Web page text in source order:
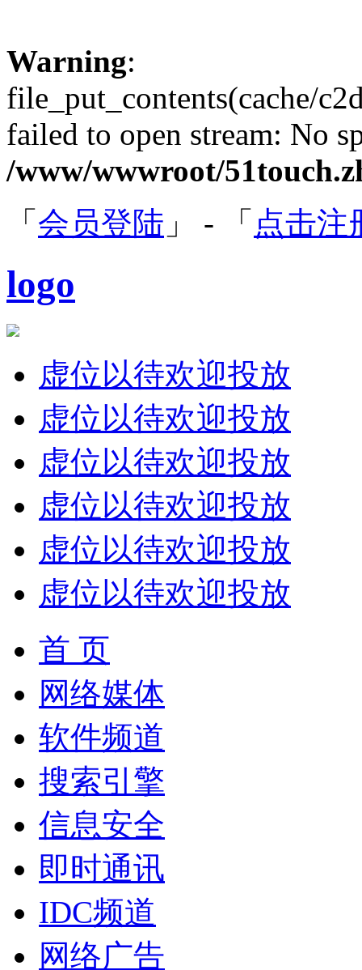
Warning:
file_put_contents(cache/
failed to open stream: No
/www/wwwroot/
「 会员登陆 」 - 「 点击注
logo
虚位以待欢迎投放
虚位以待欢迎投放
虚位以待欢迎投放
虚位以待欢迎投放
虚位以待欢迎投放
虚位以待欢迎投放
首 页
网络媒体
软件频道
搜索引擎
信息安全
即时通讯
IDC频道
网络广告